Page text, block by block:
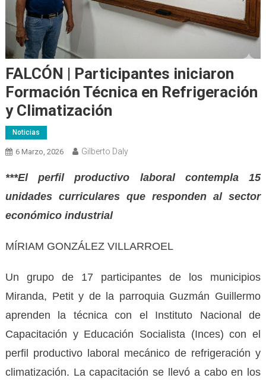
FALCÓN | Participantes iniciaron
Formación Técnica en Refrigeración
y Climatización
Noticias
6 Marzo, 2026 Gilberto Daly
***El perfil productivo laboral contempla 15
unidades curriculares que responden al sector
económico industrial
MÍRIAM GONZÁLEZ VILLARROEL
Un grupo de 17 participantes de los municipios
Miranda, Petit y de la parroquia Guzmán Guillermo
aprenden la técnica con el Instituto Nacional de
Capacitación y Educación Socialista (Inces) con el
perfil productivo laboral mecánico de refrigeración y
climatización. La capacitación se llevó a cabo en los